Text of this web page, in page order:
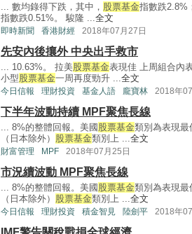
... 數均錄得下跌，其中， 股票基金指數跌2.8%
指數跌0.51%。 駿隆 ...全文
即時新聞 香港財經 2018年07月27日
先安內後攘外 中央出手救市
... 10.63%。 拉美股票基金表現佳 上周組合內
小型股票基金一周再度勁升 ...全文
今日信報 理財投資 基金人語 龐寶林 2018年
下半年波動持續 MPF聚焦長線
... 8%的整體回報。美國 股票基金類別為表現最
（日本除外） 股票基金類別上 ...全文
財富管理 MPF 2018年07月25日
市況續波動 MPF聚焦長線
... 8%的整體回報。美國 股票基金類別為表現最
（日本除外） 股票基金類別上 ...全文
今日信報 理財投資 積金智見 陸劍平 2018年